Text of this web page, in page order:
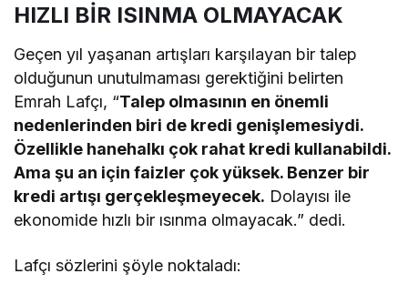
HIZLI BİR ISINMA OLMAYACAK
Geçen yıl yaşanan artışları karşılayan bir talep
olduğunun unutulmaması gerektiğini belirten
Emrah Lafçı, “Talep olmasının en önemli
nedenlerinden biri de kredi genişlemesiydi.
Özellikle hanehalkı çok rahat kredi kullanabildi.
Ama şu an için faizler çok yüksek. Benzer bir
kredi artışı gerçekleşmeyecek. Dolayısı ile
ekonomide hızlı bir ısınma olmayacak.” dedi.
Lafçı sözlerini şöyle noktaladı: